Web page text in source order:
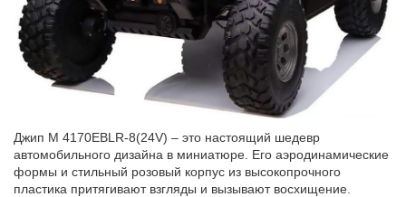
Джип M 4170EBLR-8(24V) – это настоящий шедевр
автомобильного дизайна в миниатюре. Его аэродинамические
формы и стильный розовый корпус из высокопрочного
пластика притягивают взгляды и вызывают восхищение.